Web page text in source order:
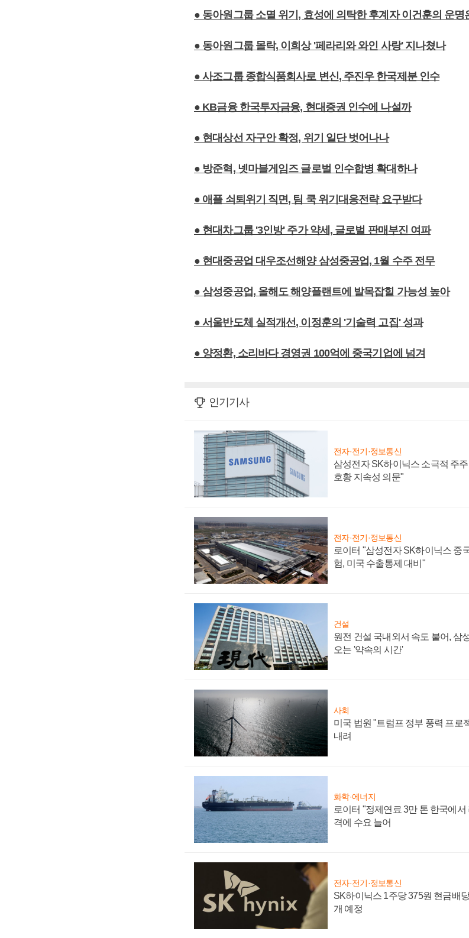
● 동아원그룹 소멸 위기, 효성에 의탁한 후계자 이건훈의 운명
● 동아원그룹 몰락, 이희상 '페라리와 와인 사랑' 지나쳤나
● 사조그룹 종합식품회사로 변신, 주진우 한국제분 인수
● KB금융 한국투자금융, 현대증권 인수에 나설까
● 현대상선 자구안 확정, 위기 일단 벗어나나
● 방준혁, 넷마블게임즈 글로벌 인수합병 확대하나
● 애플 쇠퇴위기 직면, 팀 쿡 위기대응전략 요구받다
● 현대차그룹 '3인방' 주가 약세, 글로벌 판매부진 여파
● 현대중공업 대우조선해양 삼성중공업, 1월 수주 전무
● 삼성중공업, 올해도 해양플랜트에 발목잡힐 가능성 높아
● 서울반도체 실적개선, 이정훈의 '기술력 고집' 성과
● 양정환, 소리바다 경영권 100억에 중국기업에 넘겨
인기기사
전자·전기·정보통신
삼성전자 SK하이닉스 소극적 주
호황 지속성 의문"
전자·전기·정보통신
로이터 "삼성전자 SK하이닉스 중
험, 미국 수출통제 대비"
건설
원전 건설 국내외서 속도 붙어, 삼
오는 '약속의 시간'
사회
미국 법원 "트럼프 정부 풍력 프로
내려
화학·에너지
로이터 "정제연료 3만 톤 한국에
격에 수요 늘어
전자·전기·정보통신
SK하이닉스 1주당 375원 현금배
개 예정